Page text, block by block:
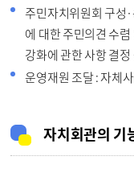
주민자치위원회 구성
에 대한 주민의견 수
강화에 관한 사항 결정
운영재원 조달 : 자체
자치회관의 기